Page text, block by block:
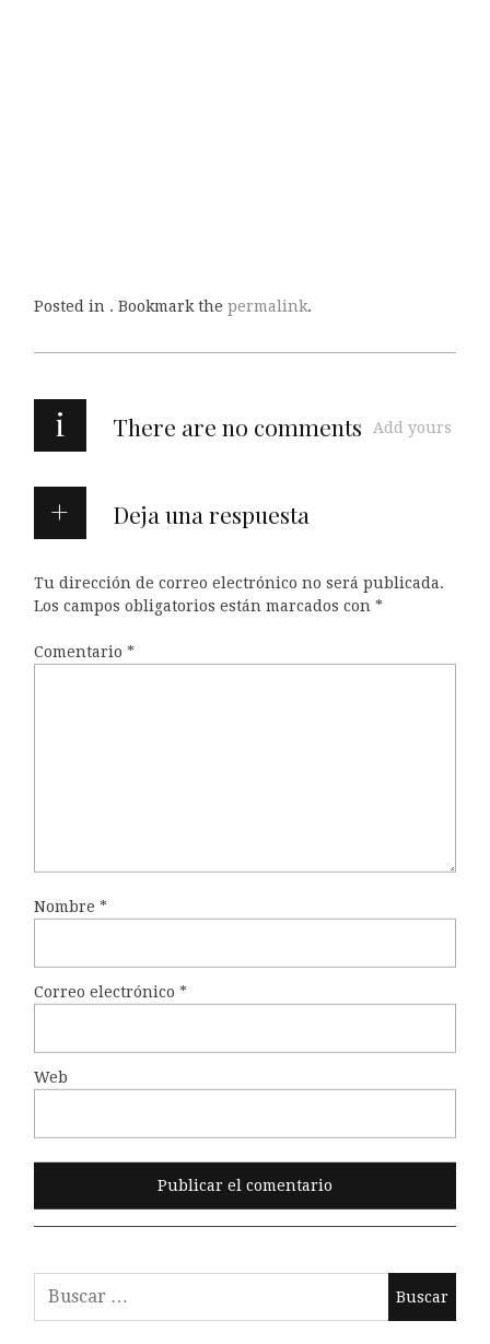
Posted in . Bookmark the permalink.
i There are no comments Add yours
Deja una respuesta
Tu dirección de correo electrónico no será publicada.
Los campos obligatorios están marcados con *
Comentario *
Nombre *
Correo electrónico *
Web